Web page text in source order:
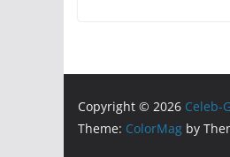
Copyright © 2026 Celeb-
Theme: ColorMag by